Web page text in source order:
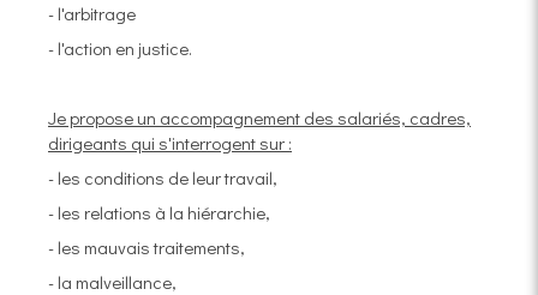
- l'arbitrage
- l'action en justice.
Je propose un accompagnement des salariés, cadres,
dirigeants qui s'interrogent sur :
- les conditions de leur travail,
- les relations à la hiérarchie,
- les mauvais traitements,
- la malveillance,